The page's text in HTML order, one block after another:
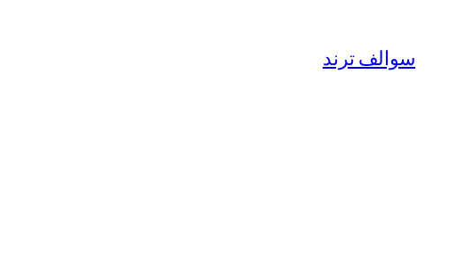
المحتوى
سوالف ترند